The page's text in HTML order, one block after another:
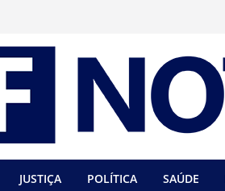
JUSTIÇA POLÍTICA SAÚDE